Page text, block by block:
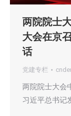
两院院士
大会在京
话
党建专栏
两院院士大会
习近平总书记